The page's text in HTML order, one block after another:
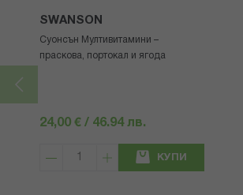
SWANSON
Суонсън Мултивитамини –
праскова, портокал и ягода
24,00 € / 46.94 лв.
КУПИ